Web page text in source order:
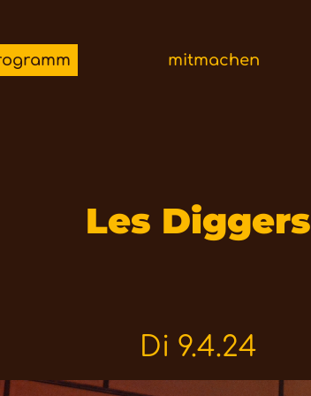
mitmachen
Les Diggers
Di 9.4.24